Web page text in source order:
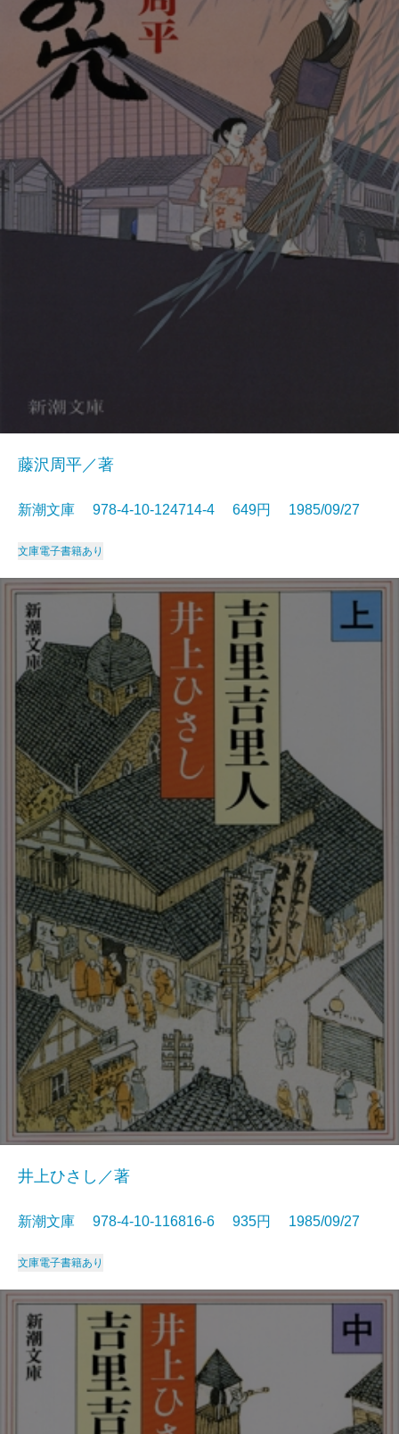
藤沢周平／著
新潮文庫 978-4-10-124714-4 649円 1985/09/27
文庫電子書籍あり
井上ひさし／著
新潮文庫 978-4-10-116816-6 935円 1985/09/27
文庫電子書籍あり